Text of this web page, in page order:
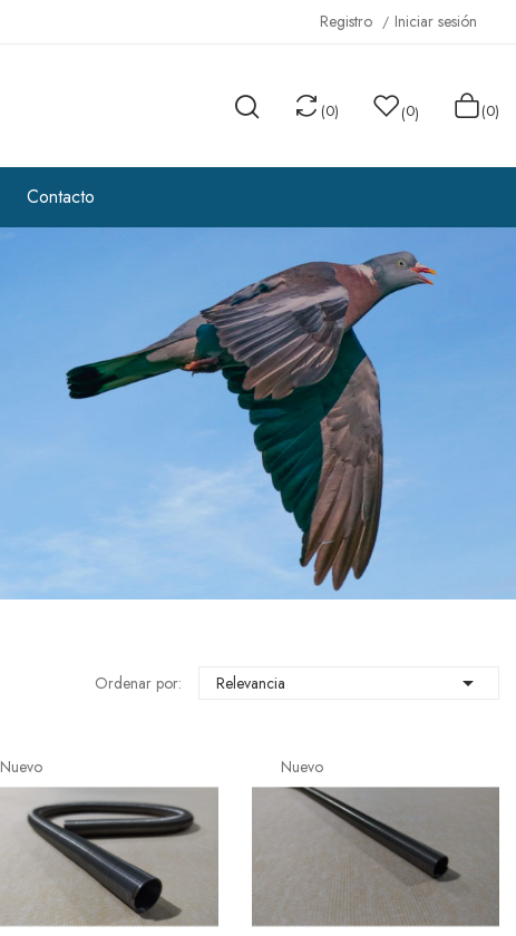
Registro Iniciar sesión
(0) (0) (0)
Contacto
Ordenar por: Relevancia 
Nuevo Nuevo